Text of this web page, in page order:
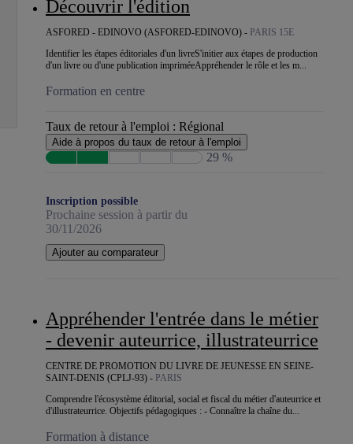
Découvrir l'édition
ASFORED - EDINOVO (ASFORED-EDINOVO) - PARIS 15E
Identifier les étapes éditoriales d'un livreS'initier aux étapes de production
d'un livre ou d'une publication impriméeAppréhender le rôle et les m...
Formation en centre
Taux de retour à l'emploi : Régional
Aide à propos du taux de retour à l'emploi
29 %
Inscription possible
Prochaine session à partir du
30/11/2026
Ajouter au comparateur
Appréhender l'entrée dans le métier
- devenir auteurrice, illustrateurrice
CENTRE DE PROMOTION DU LIVRE DE JEUNESSE EN SEINE-
SAINT-DENIS (CPLJ-93) - PARIS
Comprendre l'écosystème éditorial, social et fiscal du métier d'auteurrice et
d'illustrateurrice. Objectifs pédagogiques : - Connaître la chaîne du...
Formation à distance